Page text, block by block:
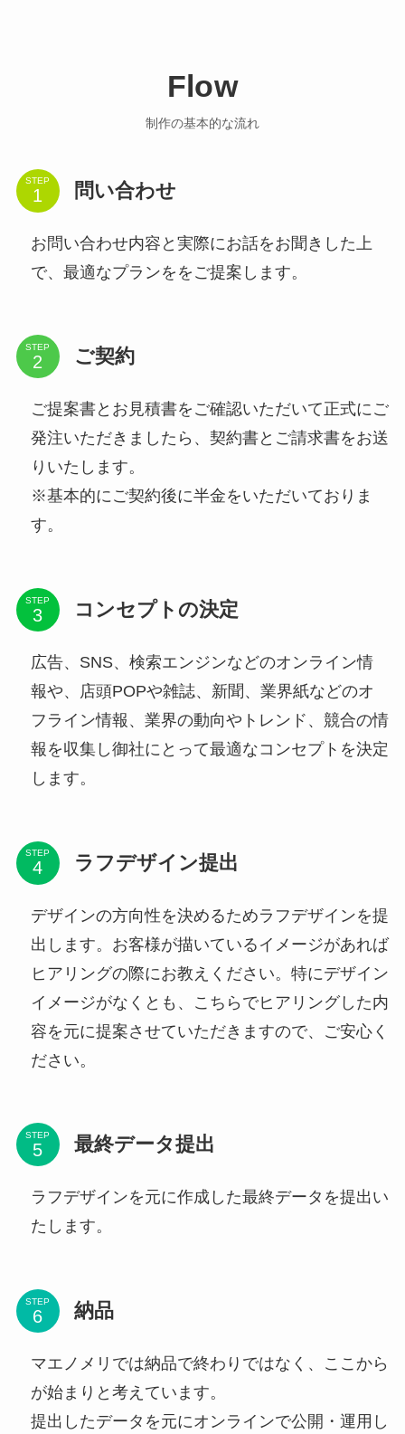
Flow
制作の基本的な流れ
STEP 問い合わせ
お問い合わせ内容と実際にお話をお聞きした上
で、最適なプランををご提案します。
STEP ご契約
ご提案書とお見積書をご確認いただいて正式にご
発注いただきましたら、契約書とご請求書をお送
りいたします。
※基本的にご契約後に半金をいただいておりま
す。
STEP コンセプトの決定
広告、SNS、検索エンジンなどのオンライン情
報や、店頭POPや雑誌、新聞、業界紙などのオ
フライン情報、業界の動向やトレンド、競合の情
報を収集し御社にとって最適なコンセプトを決定
します。
STEP ラフデザイン提出
デザインの方向性を決めるためラフデザインを提
出します。お客様が描いているイメージがあれば
ヒアリングの際にお教えください。特にデザイン
イメージがなくとも、こちらでヒアリングした内
容を元に提案させていただきますので、ご安心く
ださい。
STEP 最終データ提出
ラフデザインを元に作成した最終データを提出い
たします。
STEP 納品
マエノメリでは納品で終わりではなく、ここから
が始まりと考えています。
提出したデータを元にオンラインで公開・運用し